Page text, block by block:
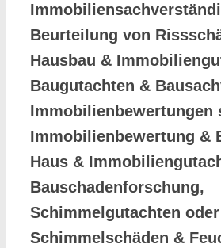
Beurteilung von
Hausbau &
Baugutachten &
Immobilienbewertungen
Immobilienbewertung &
Haus &
Bauschadenforschung,
Schimmelgutachten oder
Schimmelschäden &